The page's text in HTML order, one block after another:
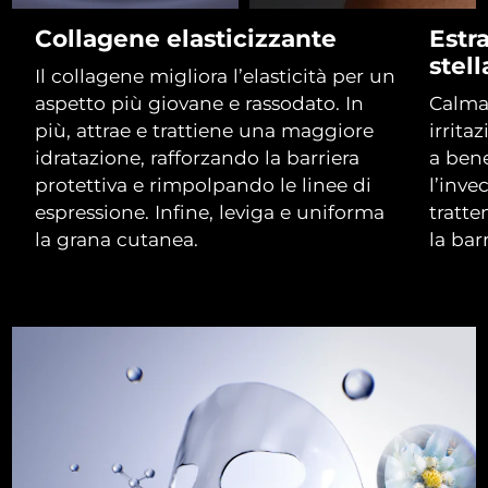
Collagene elasticizzante
Il collagene migliora l’elasticità per un
aspetto più giovane e rassodato. In
più, attrae e trattiene una maggiore
idratazione, rafforzando la barriera
protettiva e rimpolpando le linee di
espressione. Infine, leviga e uniforma
la grana cutanea.
a
la
RAS di Macao Consegna stimata 8/14/26
Malaysia Consegna stimata 8/15/26
Malta Consegna stimata 8/12/26
Messico Consegna stimata 8/16/26
Monaco
Consegna stimata
Oman Consegna stimata8/15/26